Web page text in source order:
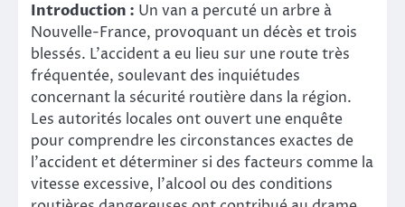
Introduction : Un van a percuté un arbre à
Nouvelle-France, provoquant un décès et trois
blessés. L’accident a eu lieu sur une route très
fréquentée, soulevant des inquiétudes
concernant la sécurité routière dans la région.
Les autorités locales ont ouvert une enquête
pour comprendre les circonstances exactes de
l’accident et déterminer si des facteurs comme la
vitesse excessive, l’alcool ou des conditions